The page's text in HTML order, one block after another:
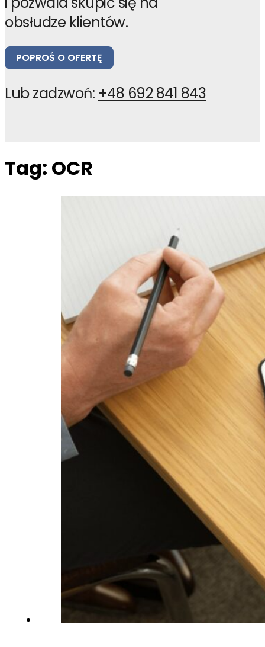
obsłudze klientów.
POPROŚ O OFERTĘ
Lub zadzwoń: +48 692 841 843
Tag: OCR